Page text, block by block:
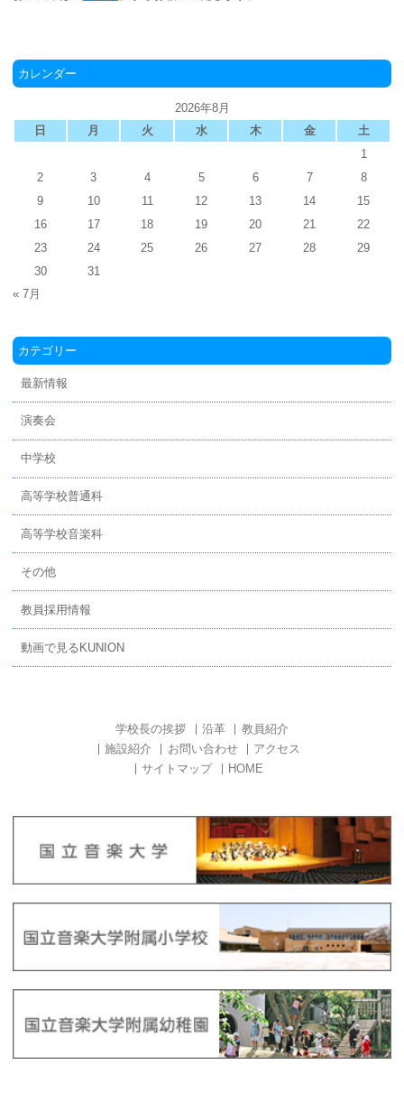
カレンダー
2026年8月
日
月 火 水 木 金
土
1
2
3 4 5 6 7
8
9
10 11 12 13 14
15
16
17 18 19 20 21
22
23
24 25 26 27 28
29
30
31
« 7月
カテゴリー
最新情報
演奏会
中学校
高等学校普通科
高等学校音楽科
その他
教員採用情報
動画で見るKUNION
学校長の挨拶 沿革
教員紹介
施設紹介
お問い合わせ
アクセス
サイトマップ
HOME